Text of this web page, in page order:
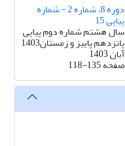
دوره 8، شماره 2 - شماره
پیاپی 15
سال هشتم شماره دوم پیاپی
پانزدهم پاییز و زمستان1403
آبان 1403
صفحه118-135